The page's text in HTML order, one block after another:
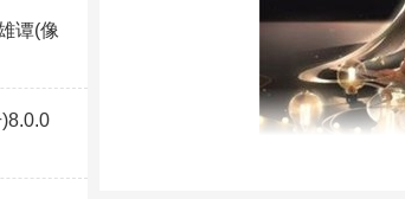
谭(像
版